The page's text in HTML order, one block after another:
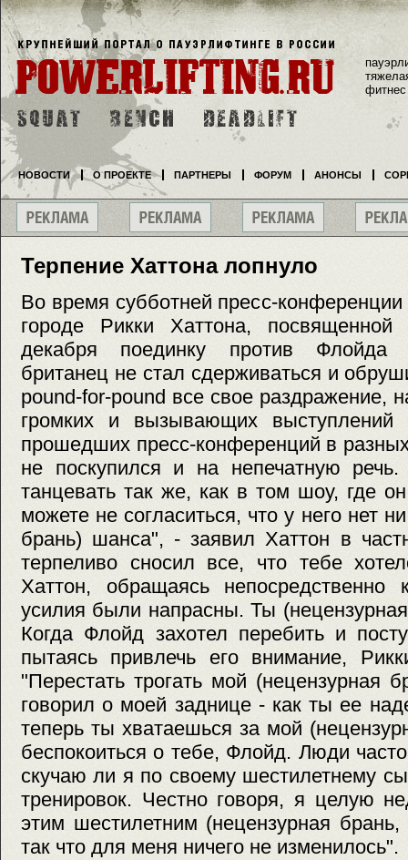
Терпение Хаттона лопнуло
Во время субботней пресс-
городе Рикки Хаттона,
декабря поединку против Флойда
британец не стал сдерживаться и
pound-for-pound все свое раздражение,
громких и вызывающих
прошедших пресс-конференций в
не поскупился и на непечатную
танцевать так же, как в том шоу, где
можете не согласиться, что у него нет
брань) шанса", - заявил Хаттон в
терпеливо сносил все, что тебе
Хаттон, обращаясь
усилия были напрасны. Ты
Когда Флойд захотел перебить и
пытаясь привлечь его внимание,
"Перестать трогать мой (нецензурная
говорил о моей заднице - как ты ее
теперь ты хватаешься за мой
беспокоиться о тебе, Флойд. Люди
скучаю ли я по своему шестилетнему
тренировок. Честно говоря, я целую
этим шестилетним (нецензурная
так что для меня ничего не изменилось".
фитнес
НОВОСТИ О ПРОЕКТЕ ПАРТНЕРЫ ФОРУМ АНОНСЫ